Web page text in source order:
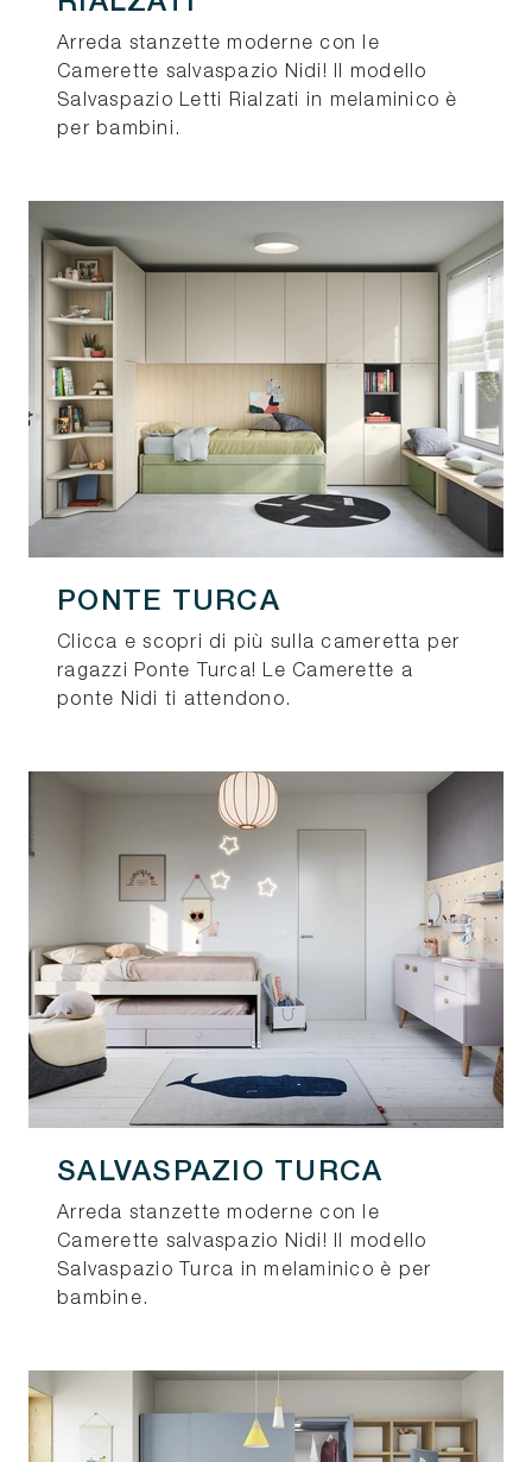
Arreda stanzette moderne con le
Camerette salvaspazio Nidi! Il modello
Salvaspazio Letti Rialzati in melaminico è
per bambini.
PONTE TURCA
Clicca e scopri di più sulla cameretta per
ragazzi Ponte Turca! Le Camerette a
ponte Nidi ti attendono.
SALVASPAZIO TURCA
Arreda stanzette moderne con le
Camerette salvaspazio Nidi! Il modello
Salvaspazio Turca in melaminico è per
bambine.